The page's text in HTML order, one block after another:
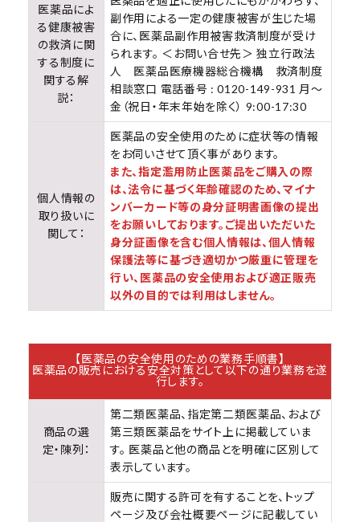
医薬品によ
る健康被害
の救済に関
する制度に
関する解
説：
副作用による一定の健康被害が生じた場
合に、医薬品副作用被害救済制度が受け
られます。 ＜お問い合せ先＞ 独立行政法
人 医薬品医療機器総合機構 救済制度
相談窓口 電話番号 : 0120-149-931 月～
金（祝日・年末年始を除く） 9:00-17:30
個人情報の
取り扱いに
関して：
医薬品の安全使用のために症状等の情報
をお伺いさせて頂く事があります。
また、指定濫用防止医薬品をご購入の際
は、法令に基づく年齢確認のため、マイナ
ンバーカード等の身分証明書画像の提出
をお願いしております。ご提出いただいた
身分証画像を含む個人情報は、個人情報
保護法等に基づき適切かつ厳重に管理を
行い、医薬品の安全使用および適正販売
以外の目的では利用はしません。
【医薬品の安全使用のための業務手順書】
医薬品の販売における安全対策として以下の通り業務を遂
行します。
商品の選
定・陳列：
第二類医薬品、指定第二類医薬品、および
第三類医薬品をサイト上に掲載していま
す。 医薬品と他の商品とを明確に区別して
表示しています。
販売に関する許可を有することを、トップ
ページ及び会社概要ページに記載してい